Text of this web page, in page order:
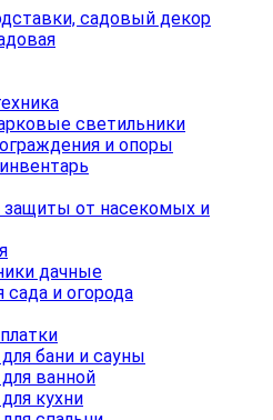
садовый декор
светильники
и опоры
защиты от насекомых и
дачные
сада и огорода
бани и сауны
ванной
кухни